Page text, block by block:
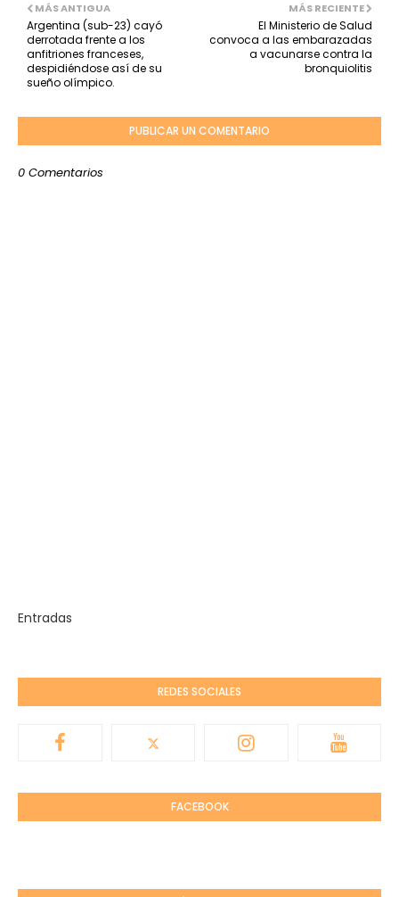
MÁS RECIENTE
El Ministerio de Salud
convoca a las embarazadas
a vacunarse contra la
bronquiolitis
MÁS ANTIGUA
Argentina (sub-23) cayó
derrotada frente a los
anfitriones franceses,
despidiéndose así de su
sueño olímpico.
PUBLICAR UN COMENTARIO
0 Comentarios
Entradas
REDES SOCIALES
FACEBOOK